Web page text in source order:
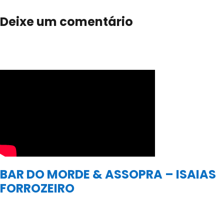
Deixe um comentário
BAR DO MORDE & ASSOPRA – ISAIAS
FORROZEIRO